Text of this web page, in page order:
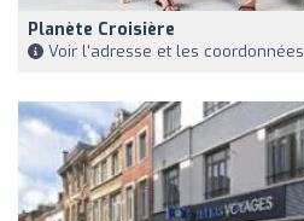
Planète Croisière
Voir l'adresse et les coordonnées